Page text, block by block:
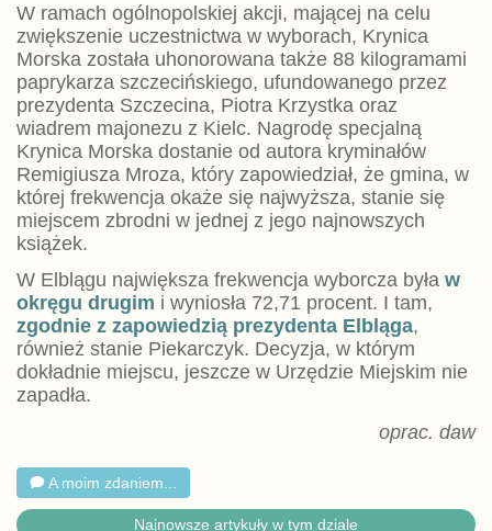
W ramach ogólnopolskiej akcji, mającej na celu
zwiększenie uczestnictwa w wyborach, Krynica
Morska została uhonorowana także 88 kilogramami
paprykarza szczecińskiego, ufundowanego przez
prezydenta Szczecina, Piotra Krzystka oraz
wiadrem majonezu z Kielc. Nagrodę specjalną
Krynica Morska dostanie od autora kryminałów
Remigiusza Mroza, który zapowiedział, że gmina, w
której frekwencja okaże się najwyższa, stanie się
miejscem zbrodni w jednej z jego najnowszych
książek.
W Elblągu największa frekwencja wyborcza była w
okręgu drugim i wyniosła 72,71 procent. I tam,
zgodnie z zapowiedzią prezydenta Elbląga,
również stanie Piekarczyk. Decyzja, w którym
dokładnie miejscu, jeszcze w Urzędzie Miejskim nie
zapadła.
oprac. daw
A moim zdaniem...
Najnowsze artykuły w tym dziale